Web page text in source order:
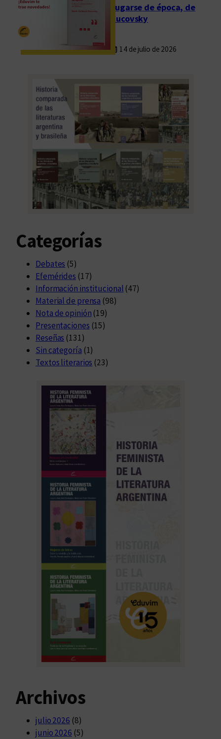
Fugarse de época, de
Rucovsky
14 de julio de 2026
Categorías
Debates (5)
Efemérides (17)
Información institucional (47)
Material de prensa (98)
Nota de opinión (19)
Presentaciones (15)
Reseñas (131)
Sin categoría (1)
Textos literarios (23)
Archivos
julio 2026 (8)
junio 2026 (5)